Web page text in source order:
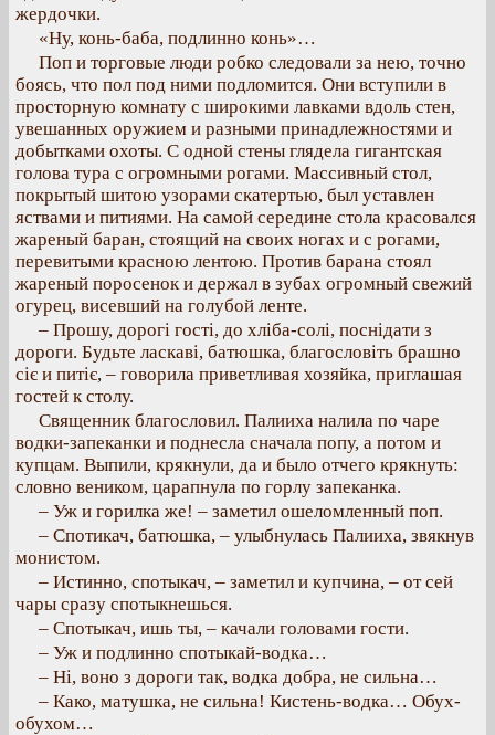
жердочки.
«Ну, конь-баба, подлинно конь»…
Поп и торговые люди робко следовали за нею, точно
боясь, что пол под ними подломится. Они вступили в
просторную комнату с широкими лавками вдоль стен,
увешанных оружием и разными принадлежностями и
добытками охоты. С одной стены глядела гигантская
голова тура с огромными рогами. Массивный стол,
покрытый шитою узорами скатертью, был уставлен
яствами и питиями. На самой середине стола красовался
жареный баран, стоящий на своих ногах и с рогами,
перевитыми красною лентою. Против барана стоял
жареный поросенок и держал в зубах огромный свежий
огурец, висевший на голубой ленте.
– Прошу, дорогі гості, до хліба-солі, поснідати з
дороги. Будьте ласкаві, батюшка, благословіть брашно
сіє и питіє, – говорила приветливая хозяйка, приглашая
гостей к столу.
Священник благословил. Палииха налила по чаре
водки-запеканки и поднесла сначала попу, а потом и
купцам. Выпили, крякнули, да и было отчего крякнуть:
словно веником, царапнула по горлу запеканка.
– Уж и горилка же! – заметил ошеломленный поп.
– Спотикач, батюшка, – улыбнулась Палииха, звякнув
монистом.
– Истинно, спотыкач, – заметил и купчина, – от сей
чары сразу спотыкнешься.
– Спотыкач, ишь ты, – качали головами гости.
– Уж и подлинно спотыкай-водка…
– Ні, воно з дороги так, водка добра, не сильна…
– Како, матушка, не сильна! Кистень-водка… Обух-
обухом…